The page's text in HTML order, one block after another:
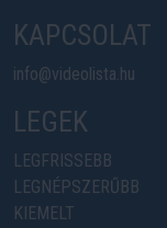
KAPCSOLAT
info@videolista.hu
LEGEK
LEGFRISSEBB
LEGNÉPSZERŰBB
KIEMELT